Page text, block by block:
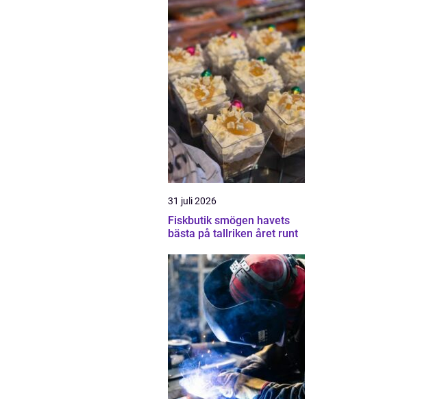
31 juli 2026
Fiskbutik smögen havets
bästa på tallriken året runt